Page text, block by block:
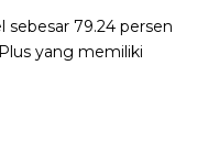
sebesar 79.24 persen
yang memiliki